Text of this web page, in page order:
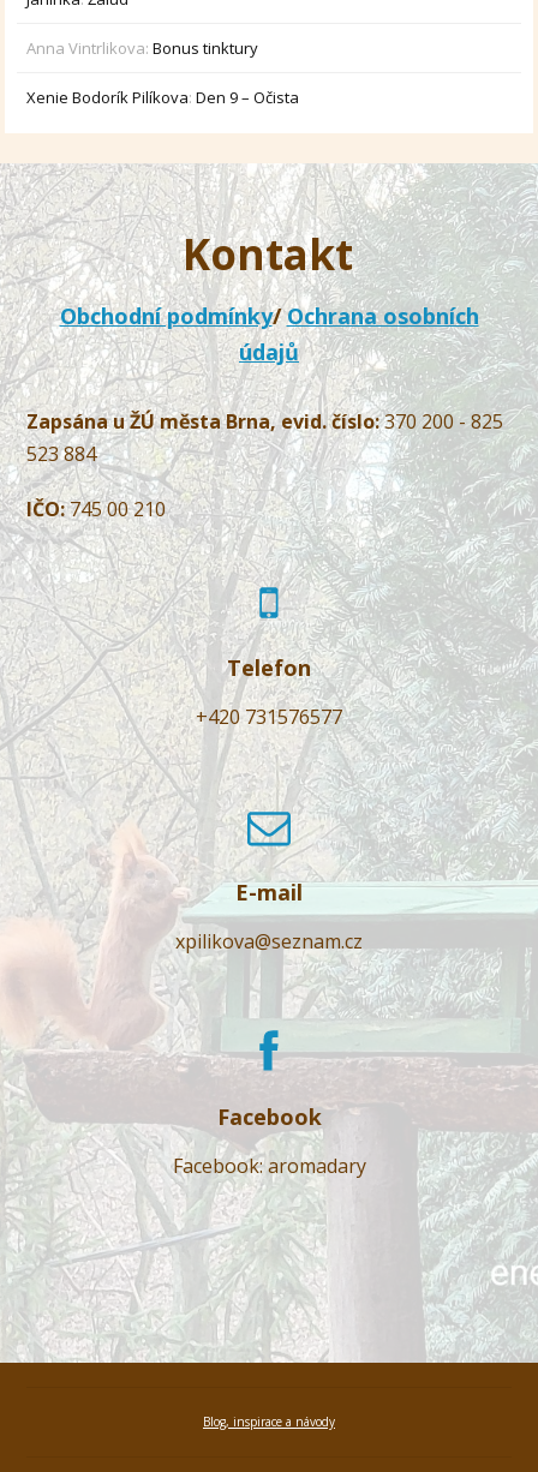
Anna Vintrlikova:Bonus tinktury
Xenie Bodorík Pilíkova:Den 9 – Očista
Kontakt
Obchodní podmínky/Ochrana osobních
údajů
Zapsána u ŽÚ města Brna, evid. číslo:370 200 - 825
523 884
IČO:745 00 210
Telefon
+420 731576577
E-mail
xpilikova@seznam.cz
Facebook
Facebook: aromadary
Blog, inspirace a návody